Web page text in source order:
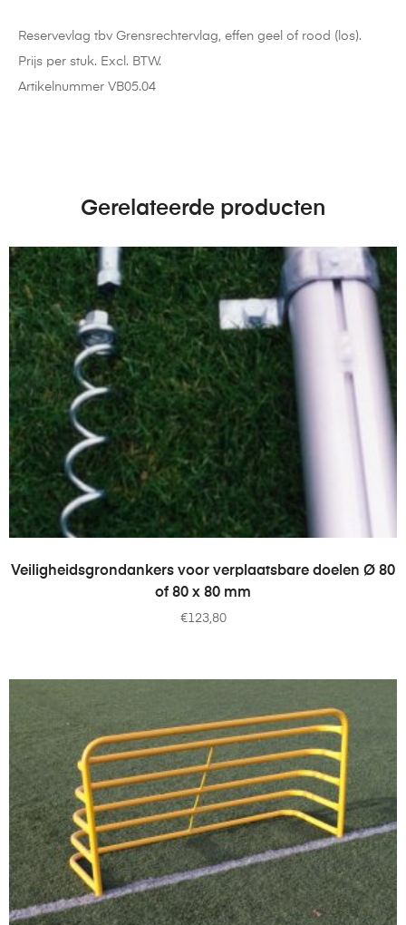
Reservevlag tbv Grensrechtervlag, effen geel of rood (los).
Prijs per stuk. Excl. BTW.
Artikelnummer VB05.04
Gerelateerde producten
TOEVOEGEN AAN WINKELWAGEN
Veiligheidsgrondankers voor verplaatsbare doelen Ø 80
of 80 x 80 mm
€123,80